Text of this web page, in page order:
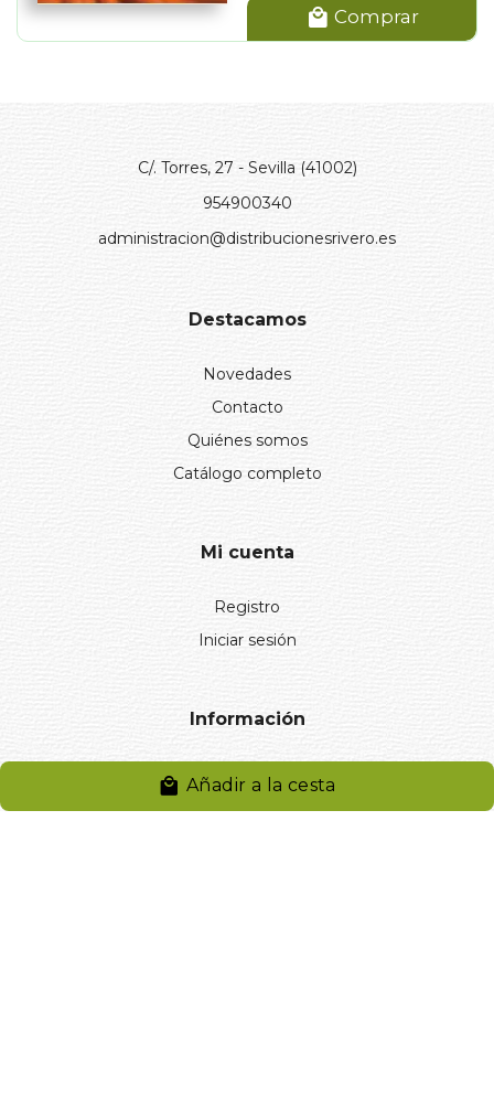
Añadir a la cesta
Comprar
C/. Torres, 27 - Sevilla (41002)
954900340
administracion@distribucionesrivero.es
Destacamos
Novedades
Contacto
Quiénes somos
Catálogo completo
Mi cuenta
Registro
Iniciar sesión
Información
Aviso legal
Política de privacidad